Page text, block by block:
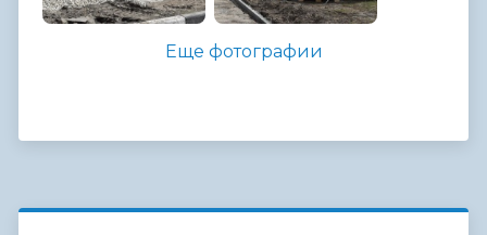
Еще фотографии